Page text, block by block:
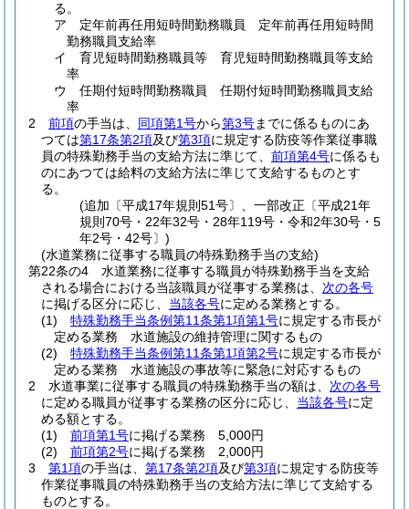
る。
ア
定年前再任用短時間勤務職員 定年前再任用短時間
勤務職員支給率
イ
育児短時間勤務職員等 育児短時間勤務職員等支給
率
ウ
任期付短時間勤務職員 任期付短時間勤務職員支給
率
2
前項の手当は、 同項第1号から第3号までに係るものにあ
つては第17条第2項及び第3項に規定する防疫等作業従事職
員の特殊勤務手当の支給方法に準じて、 前項第4号に係るも
のにあつては給料の支給方法に準じて支給するものとす
る。
(追加〔平成17年規則51号〕、一部改正〔平成21年
規則70号・22年32号・28年119号・令和2年30号・5
年2号・42号〕)
(水道業務に従事する職員の特殊勤務手当の支給)
第22条の4
水道業務に従事する職員が特殊勤務手当を支給
される場合における当該職員が従事する業務は、 次の各号
に掲げる区分に応じ、 当該各号に定める業務とする。
(1)
特殊勤務手当条例第11条第1項第1号に規定する市長が
定める業務 水道施設の維持管理に関するもの
(2)
特殊勤務手当条例第11条第1項第2号に規定する市長が
定める業務 水道施設の事故等に緊急に対応するもの
2
水道事業に従事する職員の特殊勤務手当の額は、 次の各号
に定める職員が従事する業務の区分に応じ、 当該各号に定
める額とする。
(1)
前項第1号に掲げる業務 5,000円
(2)
前項第2号に掲げる業務 2,000円
3
第1項の手当は、 第17条第2項及び第3項に規定する防疫等
作業従事職員の特殊勤務手当の支給方法に準じて支給する
ものとする。